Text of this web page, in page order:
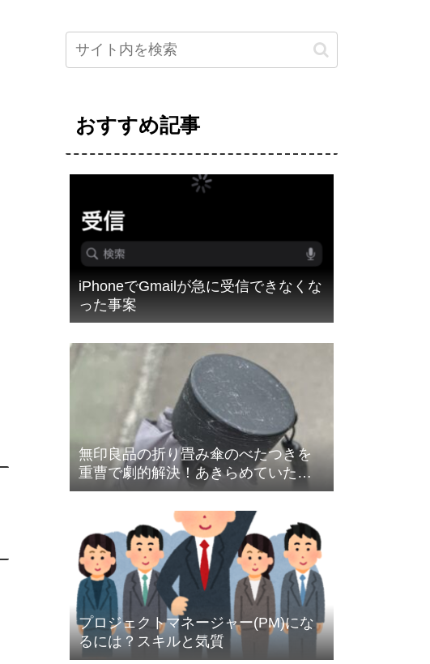
おすすめ記事
iPhoneでGmailが急に受信できなくな
った事案
無印良品の折り畳み傘のべたつきを
重曹で劇的解決！あきらめていた人
も必見！
プロジェクトマネージャー(PM)にな
るには？スキルと気質